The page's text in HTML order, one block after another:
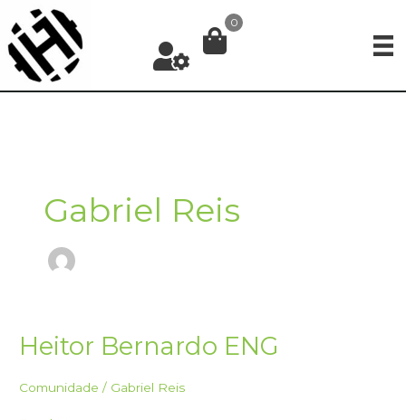
para
conteúdo
0
Gabriel Reis
Heitor Bernardo ENG
Comunidade / Gabriel Reis